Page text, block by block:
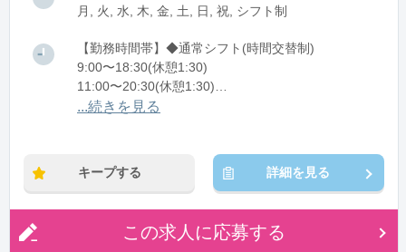
月, 火, 水, 木, 金, 土, 日, 祝, シフト制
【勤務時間帯】◆通常シフト(時間交替制)
9:00〜18:30(休憩1:30)
11:00〜20:30(休憩1:30)
...続きを見る
キープする 詳細を見る
この求人に応募する